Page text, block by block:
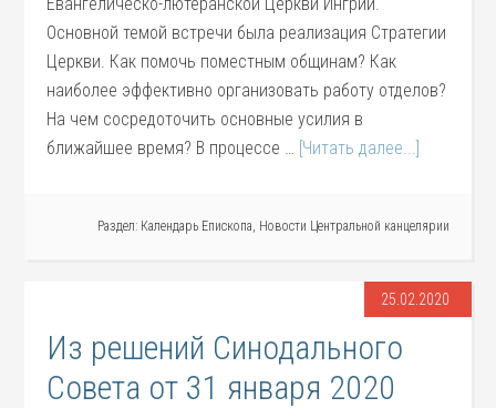
Основной темой встречи была реализация Стратегии
Церкви. Как помочь поместным общинам? Как
наиболее эффективно организовать работу отделов?
На чем сосредоточить основные усилия в
ближайшее время? В процессе … [Читать далее...]
Раздел: Календарь Епископа, Новости Центральной канцелярии
25.02.2020
Из решений Синодального
Совета от 31 января 2020